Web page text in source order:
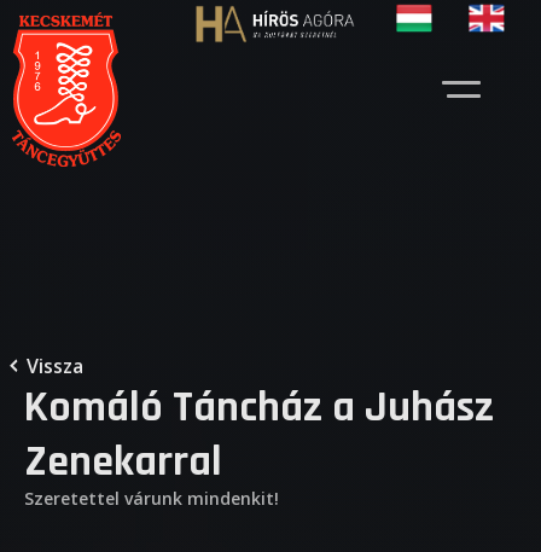
Vissza
Komáló Táncház a Juhász
Zenekarral
Szeretettel várunk mindenkit!